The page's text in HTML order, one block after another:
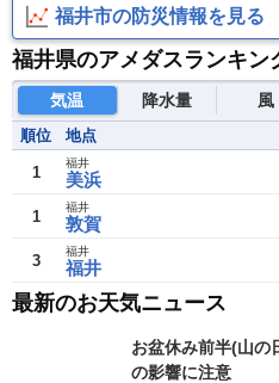
福井市の防災情報を見る
福井県のアメダスランキン
気温 降水量 風
順位 地点
1 美浜
福井
1 敦賀
福井
3 福井
福井
最新のお天気ニュース
お盆休み前半(山
の影響に注意